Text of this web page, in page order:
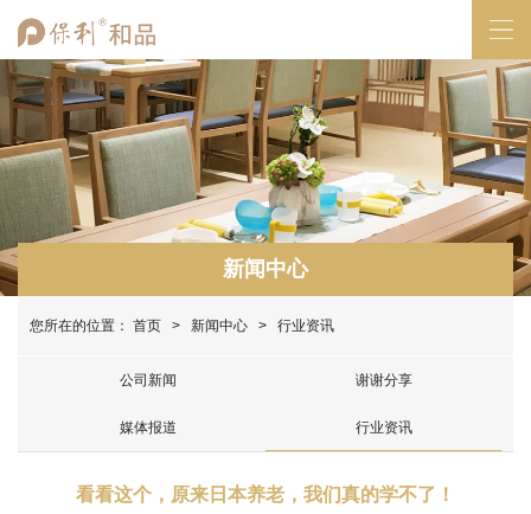
新闻中心
您所在的位置： 首页 > 新闻中心 > 行业资讯
公司新闻 谢谢分享
媒体报道 行业资讯
看看这个，原来日本养老，我们真的学不了！